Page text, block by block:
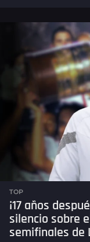
TOP
¡17 años
silencio sobre
semifinales de